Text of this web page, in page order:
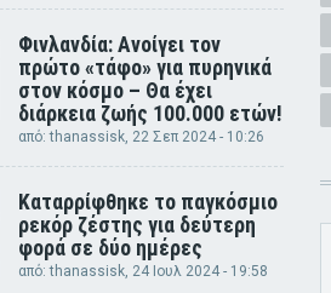
Φινλανδία: Ανοίγει τον
πρώτο «τάφο» για πυρηνικά
στον κόσμο – Θα έχει
διάρκεια ζωής 100.000 ετών!
από:thanassisk, 22 Σεπ 2024 - 10:26
Καταρρίφθηκε το παγκόσμιο
ρεκόρ ζέστης για δεύτερη
φορά σε δύο ημέρες
από:thanassisk, 24 Ιουλ 2024 - 19:58